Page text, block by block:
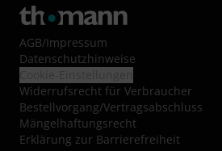
AGB/Impressum
Datenschutzhinweise
Widerrufsrecht für Verbraucher
Bestellvorgang/Vertragsabschluss
Mängelhaftungsrecht
Erklärung zur Barrierefreiheit